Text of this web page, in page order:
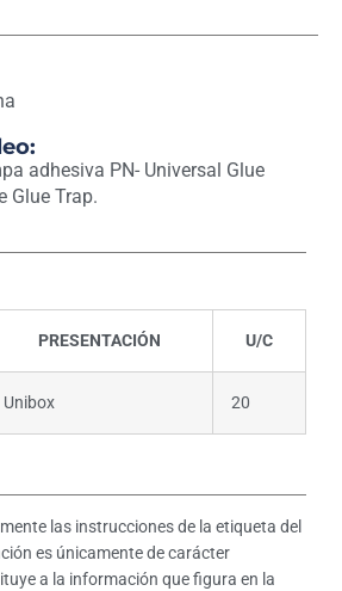
adhesiva PN- Universal Glue
Glue Trap.
PRESENTACIÓN U/C
Unibox 20
las instrucciones de la etiqueta del
es únicamente de carácter
a la información que figura en la